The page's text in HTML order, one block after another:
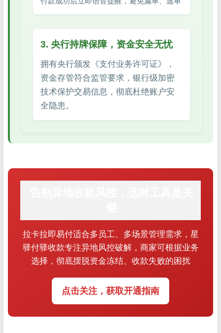
3. 央行持牌保障，资金安全无忧
拥有央行颁发《支付业务许可证》，
资金存管符合监管要求，银行级加密
技术保护交易信息，彻底杜绝账户安
全隐患。
拉卡拉即易付适合多员工、多场景管理需求，星
驿付驿收款专注异地风控破解，商家可根据业务
选择，彻底摆脱资金冻结、收款失败的困扰
点击关注，获取开通指南